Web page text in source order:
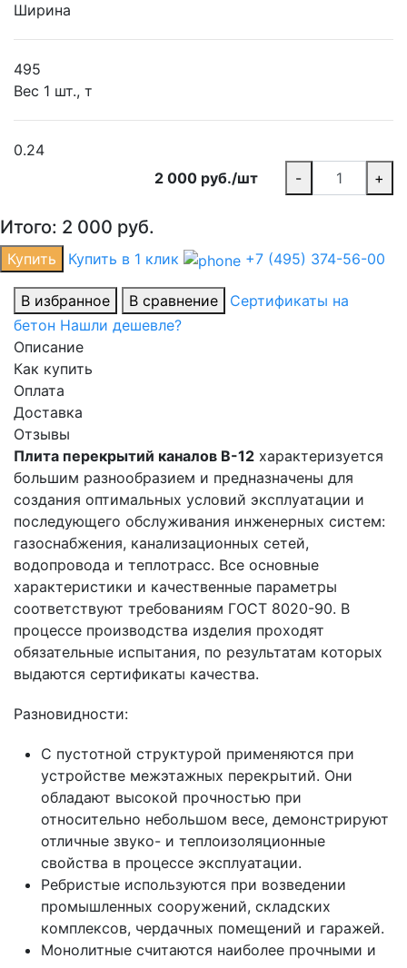
Ширина
495
Вес 1 шт., т
0.24
2 000 руб./шт
- +
Итого: 2 000 руб.
Купить Купить в 1 клик +7 (495) 374-56-00
В избранное В сравнение
Сертификаты на
бетон Нашли дешевле?
Описание
Как купить
Оплата
Доставка
Отзывы
Плита перекрытий каналов В-12 характеризуется
большим разнообразием и предназначены для
создания оптимальных условий эксплуатации и
последующего обслуживания инженерных систем:
газоснабжения, канализационных сетей,
водопровода и теплотрасс. Все основные
характеристики и качественные параметры
соответствуют требованиям ГОСТ 8020-90. В
процессе производства изделия проходят
обязательные испытания, по результатам которых
выдаются сертификаты качества.
Разновидности:
С пустотной структурой применяются при
устройстве межэтажных перекрытий. Они
обладают высокой прочностью при
относительно небольшом весе, демонстрируют
отличные звуко- и теплоизоляционные
свойства в процессе эксплуатации.
Ребристые используются при возведении
промышленных сооружений, складских
комплексов, чердачных помещений и гаражей.
Монолитные считаются наиболее прочными и